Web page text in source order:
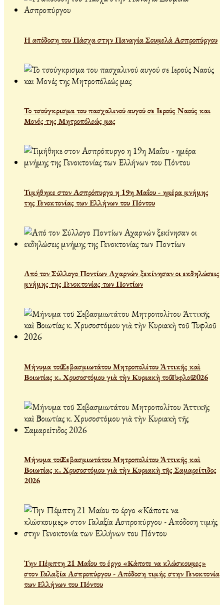
Η απόδοση του Πάσχα στην Παναγία Σουμελά Ασπροπύργου
Το τσούγκρισμα του πασχαλινού αυγού σε Ιερούς Ναούς και
Μονές της Μητροπόλεώς μας
Τιμήθηκε στον Ασπρόπυργο η 19η Μαΐου - ημέρα μνήμης
της Γενοκτονίας των Ελλήνων του Πόντου
Από τον Σύλλογο Ποντίων Αχαρνών ξεκίνησαν οι εκδηλώσεις
μνήμης της Γενοκτονίας των Ποντίων
Μήνυμα τοῦ Σεβασμιωτάτου Μητροπολίτου Ἀττικῆς καὶ
Βοιωτίας κ. Χρυσοστόμου γιὰ τὴν Κυριακὴ τοῦ Τυφλοῦ 2026
Μήνυμα τοῦ Σεβασμιωτάτου Μητροπολίτου Ἀττικῆς καὶ
Βοιωτίας κ. Χρυσοστόμου γιὰ τὴν Κυριακὴ τῆς Σαμαρείτιδος
2026
Την Πέμπτη 21 Μαΐου το έργο «Κάποτε να κλώσκουμες»
στον Γαλαξία Ασπροπύργου - Απόδοση τιμής στην Γενοκτονία
των Ελλήνων του Πόντου